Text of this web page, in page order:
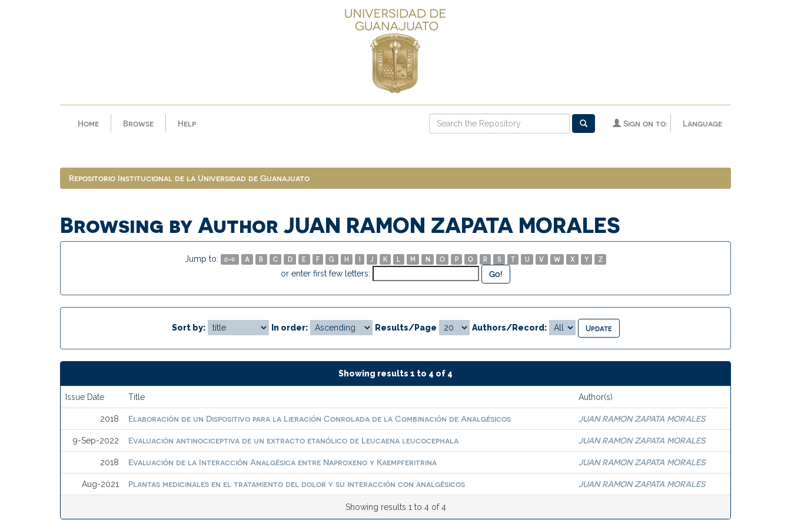
Home Browse Help Language
Sign on to:
Repositorio Institucional de la Universidad de Guanajuato
Browsing by Author JUAN RAMON ZAPATA MORALES
Jump to: 0-9 A B C D E F G H I J K L M N O P Q R S T U V W X Y Z
or enter first few letters:
Sort by: In order: Results/Page Authors/Record:
Showing results 1 to 4 of 4
Issue Date Title Author(s)
2018 Elaboración de un Dispositivo para la Lieración Conrolada de la Combinación de Analgésicos JUAN RAMON ZAPATA MORALES
9-Sep-2022 Evaluación antinociceptiva de un extracto etanólico de Leucaena leucocephala JUAN RAMON ZAPATA MORALES
2018 Evaluación de la Interacción Analgésica entre Naproxeno y Kaempferitrina JUAN RAMON ZAPATA MORALES
Aug-2021 Plantas medicinales en el tratamiento del dolor y su interacción con analgésicos JUAN RAMON ZAPATA MORALES
Showing results 1 to 4 of 4